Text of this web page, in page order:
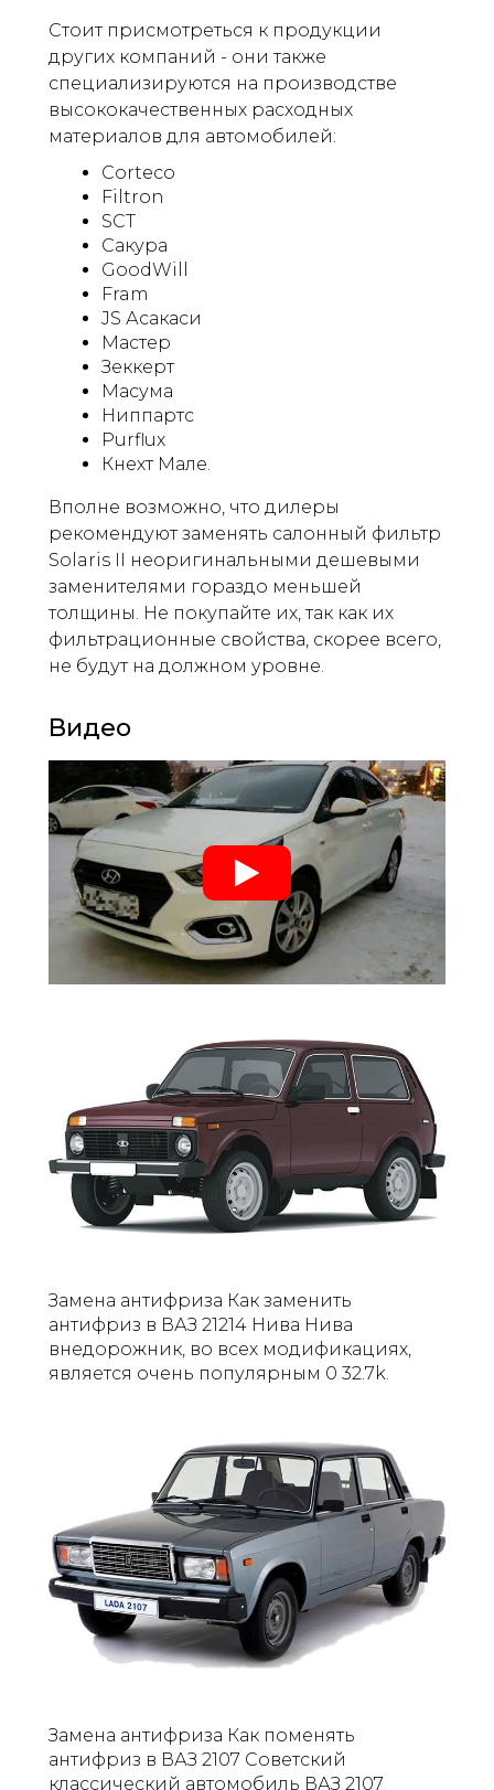
Стоит присмотреться к продукции
других компаний - они также
специализируются на производстве
высококачественных расходных
материалов для автомобилей:
Corteco
Filtron
SCT
Сакура
GoodWill
Fram
JS Асакаси
Мастер
Зеккерт
Масума
Ниппартс
Purflux
Кнехт Мале.
Вполне возможно, что дилеры
рекомендуют заменять салонный фильтр
Solaris II неоригинальными дешевыми
заменителями гораздо меньшей
толщины. Не покупайте их, так как их
фильтрационные свойства, скорее всего,
не будут на должном уровне.
Видео
Замена антифриза Как заменить
антифриз в ВАЗ 21214 Нива Нива
внедорожник, во всех модификациях,
является очень популярным 0 32.7k.
Замена антифриза Как поменять
антифриз в ВАЗ 2107 Советский
классический автомобиль ВАЗ 2107